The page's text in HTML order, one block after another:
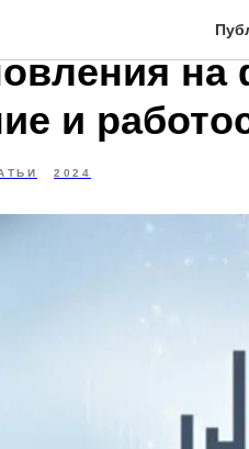
влияния
на
и
2024